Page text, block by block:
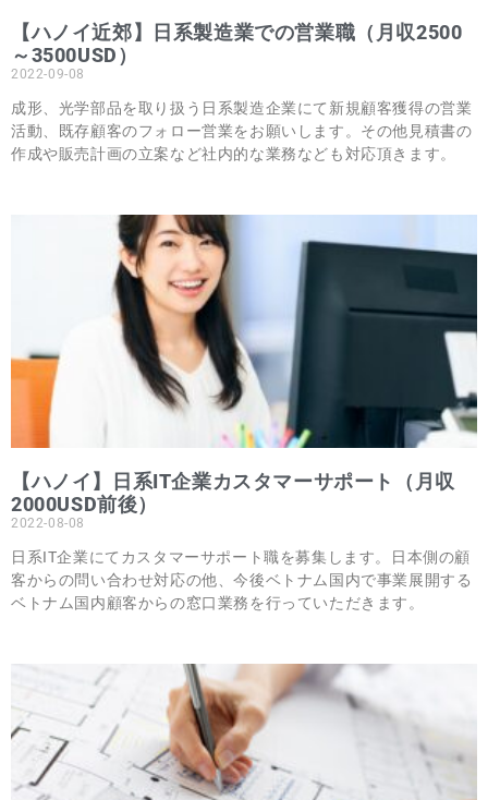
【ハノイ近郊】日系製造業での営業職（月収2500
～3500USD）
2022-09-08
成形、光学部品を取り扱う日系製造企業にて新規顧客獲得の営業
活動、既存顧客のフォロー営業をお願いします。その他見積書の
作成や販売計画の立案など社内的な業務なども対応頂きます。
【ハノイ】日系IT企業カスタマーサポート（月収
2000USD前後）
2022-08-08
日系IT企業にてカスタマーサポート職を募集します。日本側の顧
客からの問い合わせ対応の他、今後ベトナム国内で事業展開する
ベトナム国内顧客からの窓口業務を行っていただきます。